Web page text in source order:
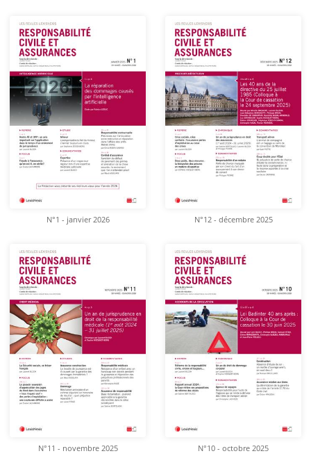
N°1 - janvier 2026 N°12 - décembre 2025
N°11 - novembre 2025 N°10 - octobre 2025